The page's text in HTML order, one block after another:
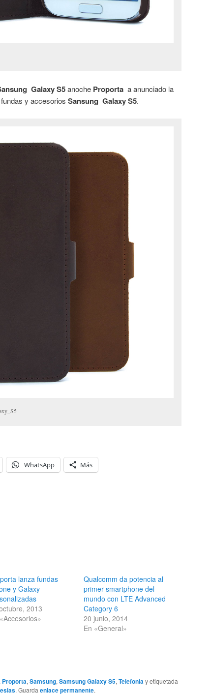
Galaxy S5anocheProportaa anunciado la
y accesorios Sansung Galaxy S5.
WhatsApp Más
lanza fundas
y Galaxy
2013
Qualcomm da potencia al
primer smartphone del
mundo con LTE Advanced
Category 6
20 junio, 2014
En «General»
Proporta, Samsung, Samsung Galaxy S5, Telefoníay etiquetada
. Guarda enlace permanente.